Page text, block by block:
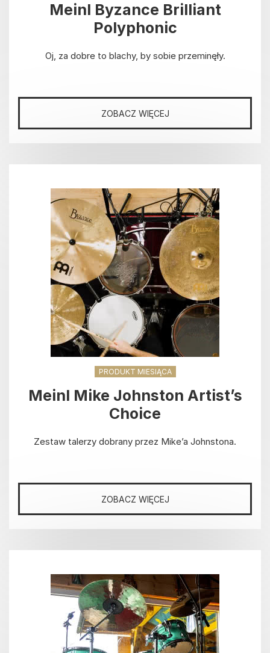
Meinl Byzance Brilliant
Polyphonic
Oj, za dobre to blachy, by sobie przeminęły.
ZOBACZ WIĘCEJ
PRODUKT MIESIĄCA
Meinl Mike Johnston Artist’s
Choice
Zestaw talerzy dobrany przez Mike’a Johnstona.
ZOBACZ WIĘCEJ